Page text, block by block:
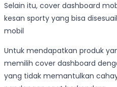
Selain itu, cover dashboard
kesan sporty yang bisa
mobil
Untuk mendapatkan produk
memilih cover dashboard
yang tidak memantulkan